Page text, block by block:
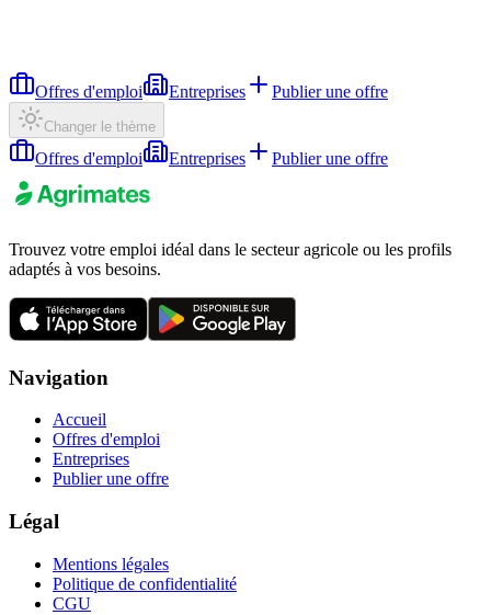
Offres d'emploi Entreprises Publier une offre
Changer le thème
Offres d'emploi Entreprises Publier une offre
Trouvez votre emploi idéal dans le secteur agricole ou les profils
adaptés à vos besoins.
Navigation
Accueil
Offres d'emploi
Entreprises
Publier une offre
Légal
Mentions légales
Politique de confidentialité
CGU